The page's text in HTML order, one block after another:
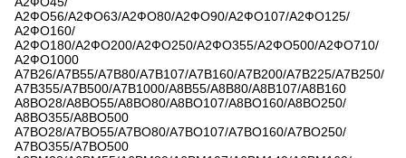
А2ФО56/А2ФО63/А2ФО80/А2ФО90/А2ФО107/А2ФО125/
А2ФО160/
А2ФО180/А2ФО200/А2ФО250/А2ФО355/А2ФО500/А2ФО710/
А2ФО1000
А7В26/А7В55/А7В80/А7В107/А7В160/А7В200/А7В225/А7В250/
А7В355/А7В500/А7В1000/А8В55/А8В80/А8В107/А8В160
А8ВО28/А8ВО55/А8ВО80/А8ВО107/А8ВО160/А8ВО250/
А8ВО355/А8ВО500
А7ВО28/А7ВО55/А7ВО80/А7ВО107/А7ВО160/А7ВО250/
А7ВО355/А7ВО500